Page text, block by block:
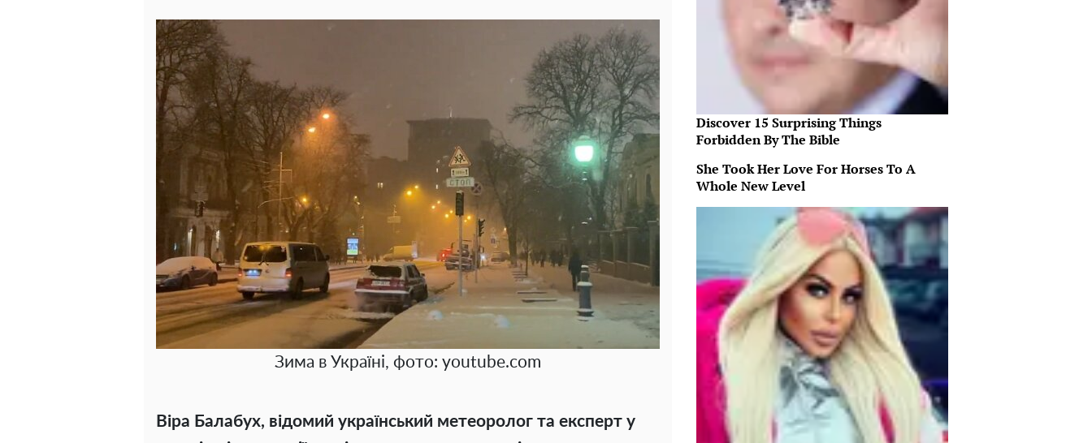
Зима в Україні, фото: youtube.com
Віра Балабух, відомий український метеоролог та експерт у
Discover 15 Surprising Things
Forbidden By The Bible
She Took Her Love For Horses To A
Whole New Level